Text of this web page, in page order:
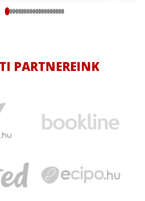
PARTNEREINK